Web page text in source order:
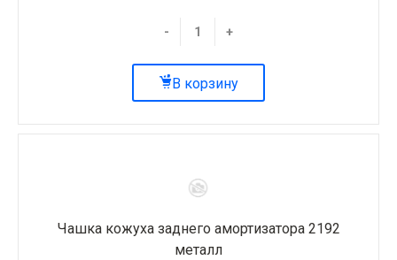
- +
В корзину
Чашка кожуха заднего амортизатора 2192
металл